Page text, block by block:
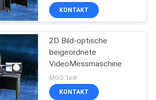
Positions-
KONTAKT
2D Bild-optische
beigeordnete
VideoMessmaschine
MOQ:1set
KONTAKT